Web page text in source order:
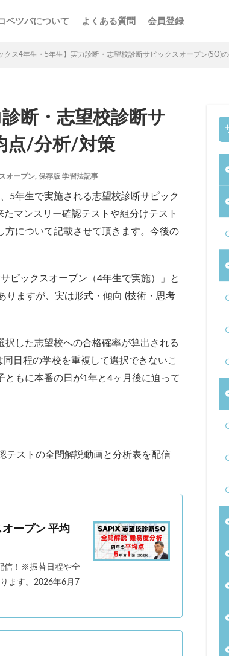
ベツバについて よくある質問 会員登録
クス4年生・5年生】実力診断・志望校診断サピックスオープン(SO)
断・志望校診断サ
点/分析/対策
オープン, 保存版 学習法記事
5年生で実施される志望校診断サピック
マンスリー確認テストや組分けテスト
方について記載させて頂きます。今後の
ピックスオープン（4年生で実施）」と
りますが、実は形式・傾向 (技術・思考
した志望校への合格確率が算出される
日程の学校を重複して選択できないこ
もに本番の日が1年と4ヶ月後に迫って
テストの全問解説動画と分析表を配信
ープン 平均
信！※振替日程や全
ます。2026年6月7
月~11月) サピックス 予習シリーズ
テスト速報 学習相談への回答
レスミス SAPIXデイリーチェック SAPIXマンスリー確認/
プン 土曜特訓 早稲アカデミーカリキュラムテスト
分けテスト 四谷大塚合不合判定テスト 四谷大塚志望校判